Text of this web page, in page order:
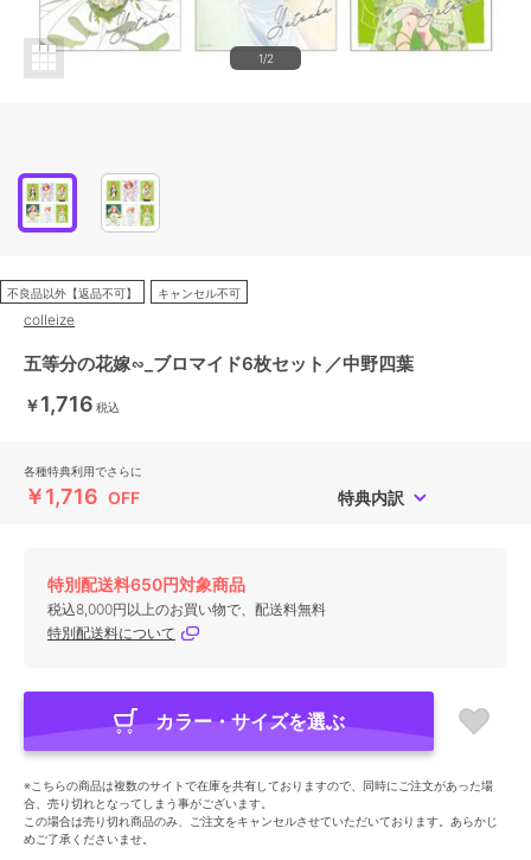
1/2
不良品以外【返品不可】 キャンセル不可
colleize
五等分の花嫁∽_ブロマイド6枚セット／中野四葉
￥1,716 税込
各種特典利用でさらに
￥1,716 OFF 特典内訳
特別配送料650円対象商品
税込8,000円以上のお買い物で、配送料無料
特別配送料について
カラー・サイズを選ぶ
※こちらの商品は複数のサイトで在庫を共有しておりますので、同時にご注文があった場
合、売り切れとなってしまう事がございます。
この場合は売り切れ商品のみ、ご注文をキャンセルさせていただいております。あらかじ
めご了承くださいませ。